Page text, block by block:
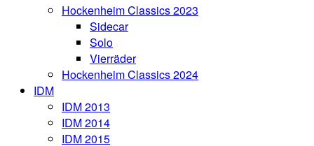
Hockenheim Classics 2023
Sidecar
Solo
Vierräder
Hockenheim Classics 2024
IDM
IDM 2013
IDM 2014
IDM 2015